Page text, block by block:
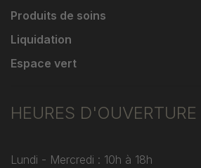
Produits de soins
Liquidation
Espace vert
HEURES D'OUVERTURE
Lundi - Mercredi : 10h à 18h